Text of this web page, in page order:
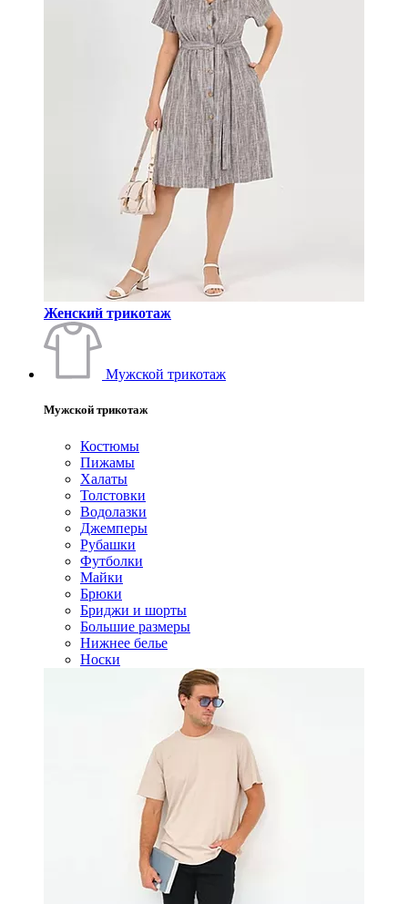
Женский трикотаж
Мужской трикотаж
Мужской трикотаж
Костюмы
Пижамы
Халаты
Толстовки
Водолазки
Джемперы
Рубашки
Футболки
Майки
Брюки
Бриджи и шорты
Большие размеры
Нижнее белье
Носки